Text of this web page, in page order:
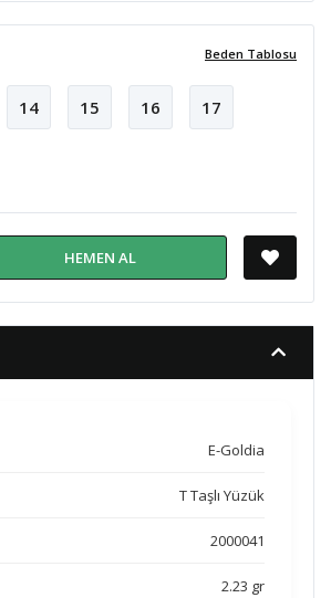
Beden Tablosu
14 15 16 17
HEMEN AL
E-Goldia
T Taşlı Yüzük
2000041
2.23 gr